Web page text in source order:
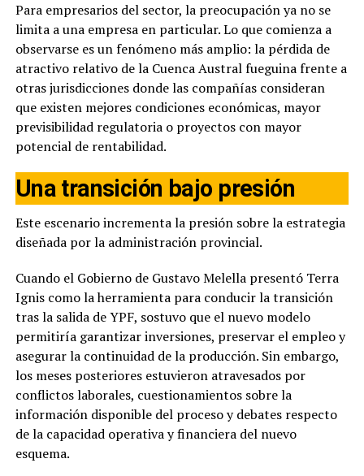
Para empresarios del sector, la preocupación ya no se
limita a una empresa en particular. Lo que comienza a
observarse es un fenómeno más amplio: la pérdida de
atractivo relativo de la Cuenca Austral fueguina frente a
otras jurisdicciones donde las compañías consideran
que existen mejores condiciones económicas, mayor
previsibilidad regulatoria o proyectos con mayor
potencial de rentabilidad.
Una transición bajo presión
Este escenario incrementa la presión sobre la estrategia
diseñada por la administración provincial.
Cuando el Gobierno de Gustavo Melella presentó Terra
Ignis como la herramienta para conducir la transición
tras la salida de YPF, sostuvo que el nuevo modelo
permitiría garantizar inversiones, preservar el empleo y
asegurar la continuidad de la producción. Sin embargo,
los meses posteriores estuvieron atravesados por
conflictos laborales, cuestionamientos sobre la
información disponible del proceso y debates respecto
de la capacidad operativa y financiera del nuevo
esquema.